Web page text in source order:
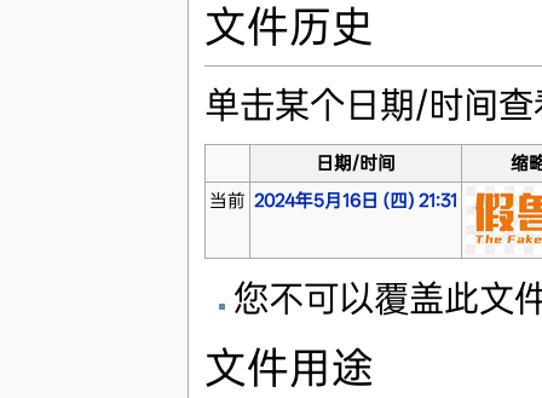
文件历史
单击某个日期/时间
日期/时间
缩
当前 2024年5月16日 (四) 21:31
您不可以覆盖此文
文件用途